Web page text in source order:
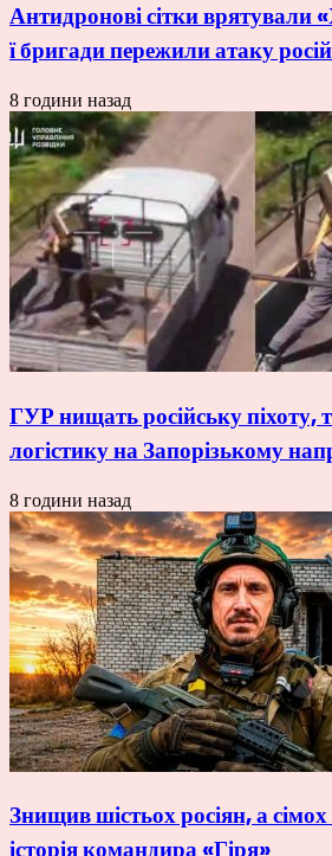
Антидронові сітки врятували
ї бригади пережили атаку
8 години назад
ГУР нищать російську піхоту,
логістику на Запорізькому
8 години назад
Знищив шістьох росіян, а